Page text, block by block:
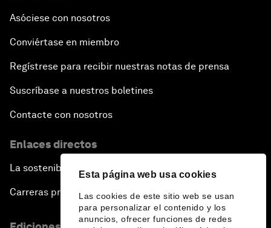
Esta página web usa cookies
Las cookies de este sitio web se usan
para personalizar el contenido y los
anuncios, ofrecer funciones de redes
Asóciese con nosotros
Conviértase en miembro
Regístrese para recibir nuestras notas de prensa
Suscríbase a nuestros boletines
Contacte con nosotros
Enlaces directos
La sostenibilidad en el Foro
Carreras profesionales